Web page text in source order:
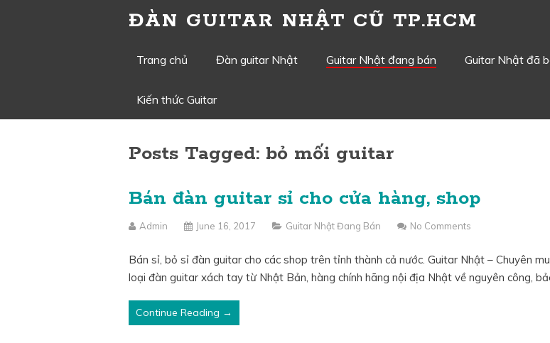
ĐÀN GUITAR NHẬT CŨ TP.HCM
Skip
content
Trang chủ Đàn guitar Nhật Guitar Nhật đang bán Guitar Nhật đã
Kiến thức Guitar
Posts Tagged: bỏ mối guitar
Bán đàn guitar sỉ cho cửa hàng, shop
Admin June 16, 2017 Guitar Nhật Đang Bán No Comments
Bán sỉ, bỏ sỉ đàn guitar cho các shop trên tỉnh thành cả nước. Guitar Nhật – Chuyên
loại đàn guitar xách tay từ Nhật Bản, hàng chính hãng nội địa Nhật về nguyên công,
Continue Reading →